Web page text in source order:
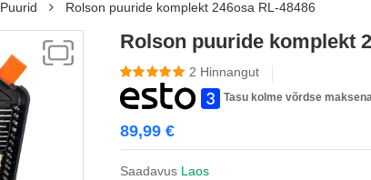
Puurid Rolson puuride komplekt 246osa RL-48486
Rolson puuride komplekt
2 Hinnangut
Tasu kolme võrdse
89,99 €
Saadavus Laos